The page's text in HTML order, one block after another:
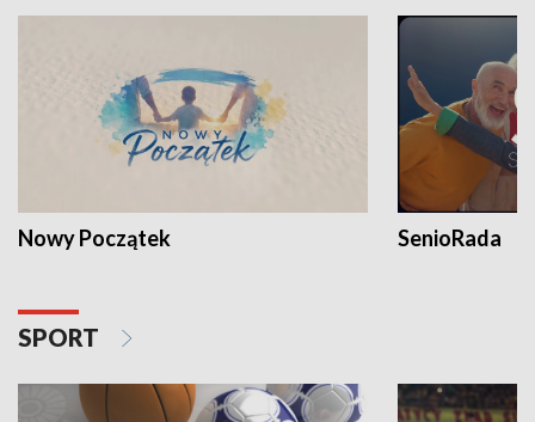
Nowy Początek SenioRada
SPORT